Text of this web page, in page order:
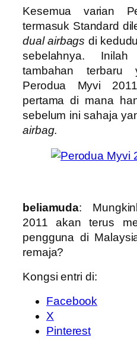
Kesemua varian
termasuk Standard
dual airbags di
sebelahnya.
tambahan terbaru
Perodua Myvi
pertama di mana
sebelum ini sahaja
airbag.
beliamuda:
2011 akan terus
pengguna di
remaja?
Kongsi entri di:
Facebook
X
Pinterest